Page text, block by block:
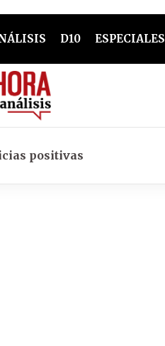
D10 ESPECIALES
positivas